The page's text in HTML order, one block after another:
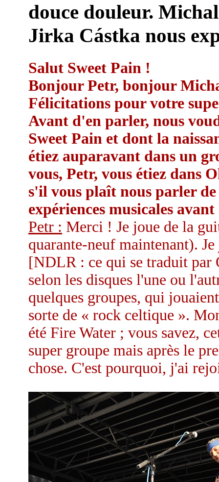
douce douleur.
Jirka Cástka nous
Salut Sweet Pain !
Bonjour Petr, bonjour
Félicitations pour votre
Avant d'en parler, nous
Sweet Pain et dont la
étiez auparavant dans un
vous, Petr, vous étiez dans
s'il vous plaît nous parler de
expériences musicales
Petr : Merci ! Je joue de la
quarante-neuf maintenant).
[NDLR : ce qui se traduit par
selon les disques l'une ou
quelques groupes, qui
sorte de « rock celtique ».
été Fire Water ; vous savez,
super groupe mais après le
chose. C'est pourquoi, j'ai